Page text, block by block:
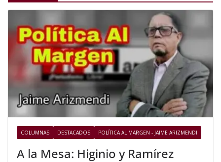
COLUMNAS DESTACADOS POLÍTICA AL MARGEN - JAIME ARIZMENDI
A la Mesa: Higinio y Ramírez